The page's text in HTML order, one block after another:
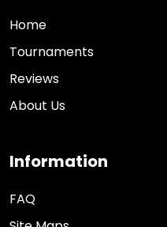
Home
Tournaments
Reviews
About Us
Information
FAQ